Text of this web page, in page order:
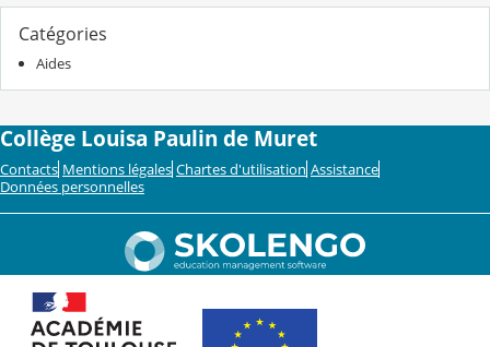
Catégories
Aides
Collège Louisa Paulin de Muret
Contacts Mentions légales Chartes d'utilisation Assistance
Données personnelles